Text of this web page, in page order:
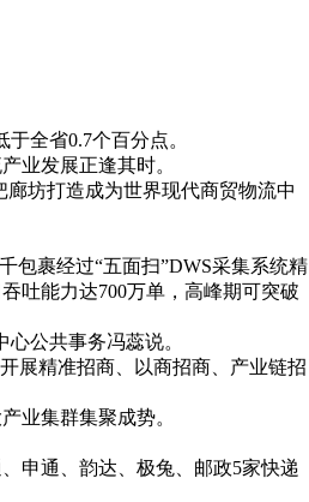
全省0.7个百分点。
业发展正逢其时。
坊打造成为世界现代商贸物流中
包裹经过“五面扫”DWS采集系统精
吐能力达700万单，高峰期可突破
公共事务冯蕊说。
展精准招商、以商招商、产业链招
业集群集聚成势。
申通、韵达、极兔、邮政5家快递